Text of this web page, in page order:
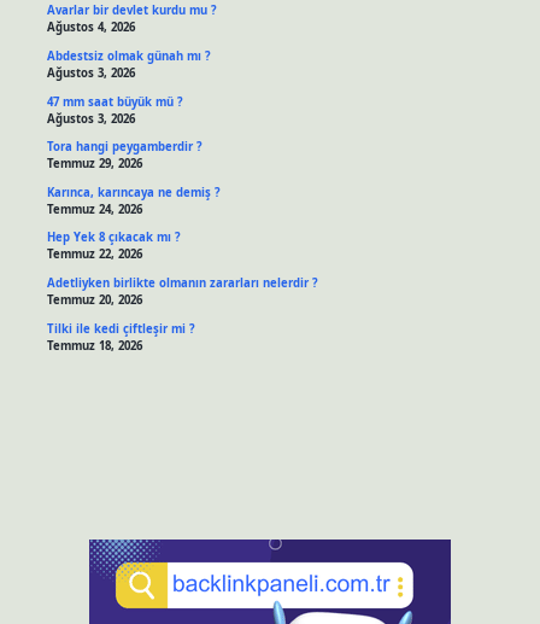
Avarlar bir devlet kurdu mu ?
Ağustos 4, 2026
Abdestsiz olmak günah mı ?
Ağustos 3, 2026
47 mm saat büyük mü ?
Ağustos 3, 2026
Tora hangi peygamberdir ?
Temmuz 29, 2026
Karınca, karıncaya ne demiş ?
Temmuz 24, 2026
Hep Yek 8 çıkacak mı ?
Temmuz 22, 2026
Adetliyken birlikte olmanın zararları nelerdir ?
Temmuz 20, 2026
Tilki ile kedi çiftleşir mi ?
Temmuz 18, 2026